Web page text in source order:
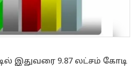
இதுவரை 9.87 லட்சம் கோடி